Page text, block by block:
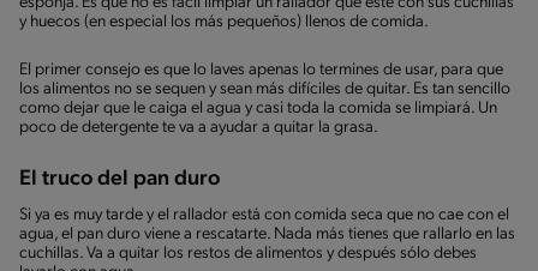
y huecos (en especial los más pequeños) llenos de comida.
El primer consejo es que lo laves apenas lo termines de usar, para que
los alimentos no se sequen y sean más difíciles de quitar. Es tan sencillo
como dejar que le caiga el agua y casi toda la comida se limpiará. Un
poco de detergente te va a ayudar a quitar la grasa.
El truco del pan duro
Si ya es muy tarde y el rallador está con comida seca que no cae con el
agua, el pan duro viene a rescatarte. Nada más tienes que rallarlo en las
cuchillas. Va a quitar los restos de alimentos y después sólo debes